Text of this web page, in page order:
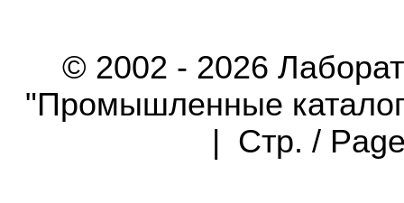
© 2002 - 2026
"Промышленные
| Стр. /